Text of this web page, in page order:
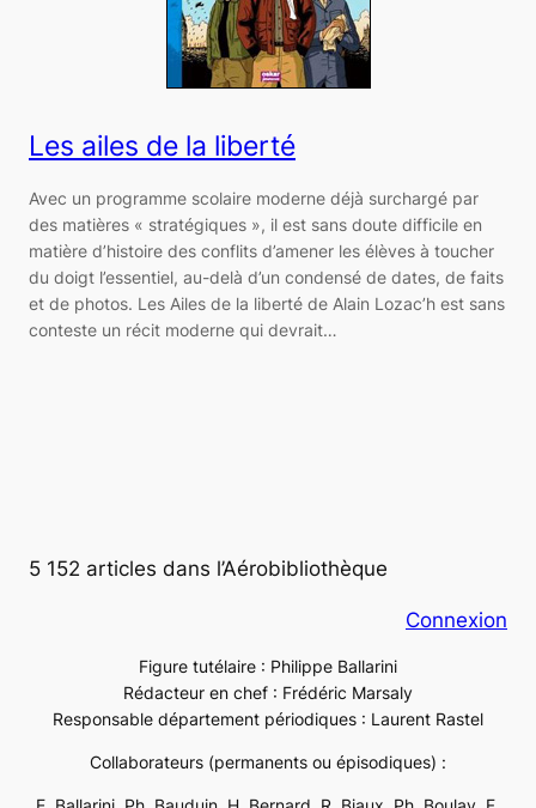
Les ailes de la liberté
Avec un programme scolaire moderne déjà surchargé par
des matières « stratégiques », il est sans doute difficile en
matière d’histoire des conflits d’amener les élèves à toucher
du doigt l’essentiel, au-delà d’un condensé de dates, de faits
et de photos. Les Ailes de la liberté de Alain Lozac’h est sans
conteste un récit moderne qui devrait…
5 152 articles dans l’Aérobibliothèque
Connexion
Figure tutélaire : Philippe Ballarini
Rédacteur en chef : Frédéric Marsaly
Responsable département périodiques : Laurent Rastel
Collaborateurs (permanents ou épisodiques) :